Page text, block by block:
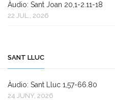
Àudio: Sant Joan 20,1-2.11-18
22 JUL., 2026
SANT LLUC
Àudio: Sant Lluc 1,57-66.80
24 JUNY, 2026